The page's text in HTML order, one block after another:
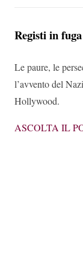
Registi in
Le paure, le
l’avvento del
Hollywood.
ASCOLTA IL